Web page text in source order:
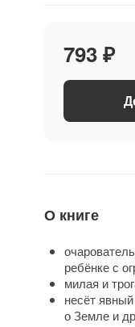
793 ₽
О книге
ребёнке с
милая и
несёт
о Земле и